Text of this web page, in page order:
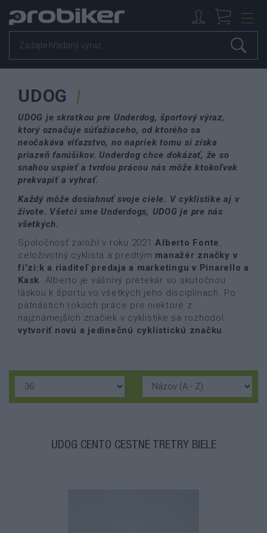
UDOG
UDOG je skratkou pre Underdog, športový výraz,
ktorý označuje súťažiaceho, od ktorého sa
neočakáva víťazstvo, no napriek tomu si získa
priazeň fanúšikov. Underdog chce dokázať, že so
snahou uspieť a tvrdou prácou nás môže ktokoľvek
prekvapiť a vyhrať.
Každý môže dosiahnuť svoje ciele. V cyklistike aj v
živote. Všetci sme Underdogs, UDOG je pre nás
všetkých.
Spoločnosť založil v roku 2021Alberto Fonte,
celoživotný cyklista a predtým manažér značky v
fi’zi:k a riaditeľ predaja a marketingu v Pinarello a
Kask. Alberto je vášnivý pretekár so skutočnou
láskou k športu vo všetkých jeho disciplínach. Po
pätnástich rokoch práce pre niektoré z
najznámejších značiek v cyklistike sa rozhodol
vytvoriť novú a jedinečnú cyklistickú značku.
UDOG CENTO CESTNÉ TRETRY BIELE